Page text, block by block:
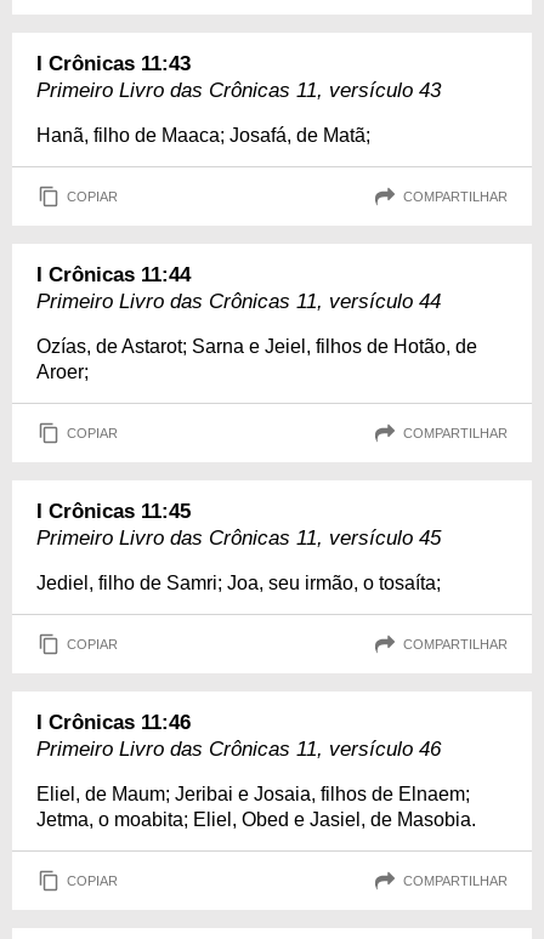
I Crônicas 11:43
Primeiro Livro das Crônicas 11, versículo 43
Hanã, filho de Maaca; Josafá, de Matã;
COPIAR COMPARTILHAR
I Crônicas 11:44
Primeiro Livro das Crônicas 11, versículo 44
Ozías, de Astarot; Sarna e Jeiel, filhos de Hotão, de
Aroer;
COPIAR COMPARTILHAR
I Crônicas 11:45
Primeiro Livro das Crônicas 11, versículo 45
Jediel, filho de Samri; Joa, seu irmão, o tosaíta;
COPIAR COMPARTILHAR
I Crônicas 11:46
Primeiro Livro das Crônicas 11, versículo 46
Eliel, de Maum; Jeribai e Josaia, filhos de Elnaem;
Jetma, o moabita; Eliel, Obed e Jasiel, de Masobia.
COPIAR COMPARTILHAR